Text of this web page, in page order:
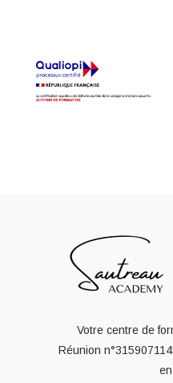
Votre centre de
Réunion